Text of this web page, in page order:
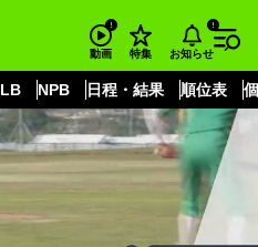
動画 特集 お知らせ
NPB 日程・結果 順位表
もっと見る